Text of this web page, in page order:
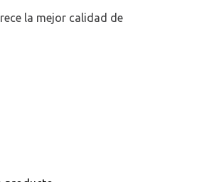
la mejor calidad de